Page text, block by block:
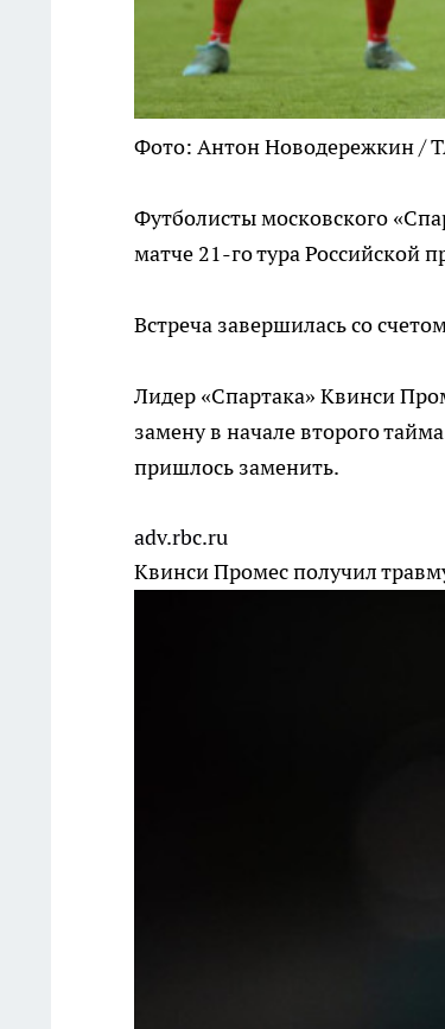
Фото: Антон Новодережкин /
Футболисты московского
матче 21-го тура Российской
Встреча завершилась со
Лидер «Спартака» Квинси
замену в начале второго
пришлось заменить.
adv.rbc.ru
Квинси Промес получил